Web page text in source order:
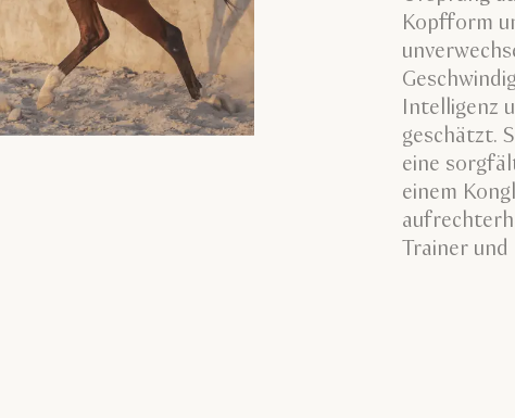
Kopfform
Intelligenz
geschätzt.
eine
einem
Trainer